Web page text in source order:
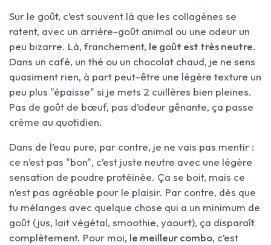
Sur le goût, c’est souvent là que les collagènes se
ratent, avec un arrière-goût animal ou une odeur un
peu bizarre. Là, franchement, le goût est très neutre.
Dans un café, un thé ou un chocolat chaud, je ne sens
quasiment rien, à part peut-être une légère texture un
peu plus "épaisse" si je mets 2 cuillères bien pleines.
Pas de goût de bœuf, pas d’odeur gênante, ça passe
crème au quotidien.
Dans de l’eau pure, par contre, je ne vais pas mentir :
ce n’est pas "bon", c’est juste neutre avec une légère
sensation de poudre protéinée. Ça se boit, mais ce
n’est pas agréable pour le plaisir. Par contre, dès que
tu mélanges avec quelque chose qui a un minimum de
goût (jus, lait végétal, smoothie, yaourt), ça disparaît
complètement. Pour moi, le meilleur combo, c’est